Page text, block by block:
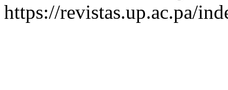
https://revistas.up.ac.pa/